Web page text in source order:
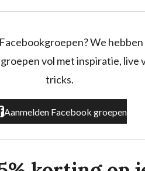
o
k
r
a
k We
vol met inspiratie, live
tricks.
Aanmelden Facebook groepen